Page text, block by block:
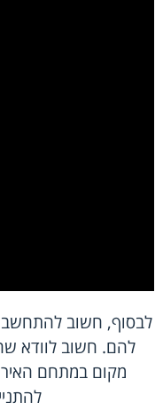
לבסוף, חשוב להתחשב
להם. חשוב לוודא
מקום במתחם